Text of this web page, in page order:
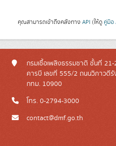
คุณสามารถเข้าถึงคลังทาง API (ให้ดู คู่มือ
กรมเชื้อเพลิงธรรมชาติ ชั้นที่
คารบี เลขที่ 555/2 ถนนวิภาวดี
กทม. 10900
โทร. 0-2794-3000
contact@dmf.go.th